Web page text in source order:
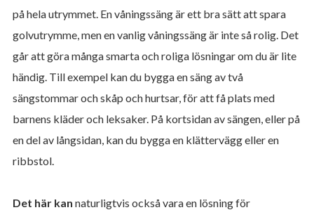
på hela utrymmet. En våningssäng är ett bra sätt att spara
golvutrymme, men en vanlig våningssäng är inte så rolig. Det
går att göra många smarta och roliga lösningar om du är lite
händig. Till exempel kan du bygga en säng av två
sängstommar och skåp och hurtsar, för att få plats med
barnens kläder och leksaker. På kortsidan av sängen, eller på
en del av långsidan, kan du bygga en klättervägg eller en
ribbstol.
Det här kan naturligtvis också vara en lösning för